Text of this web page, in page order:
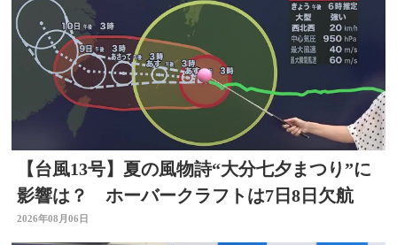
【台風13号】夏の風物詩“大分七夕まつり”に
影響は？ ホーバークラフトは7日8日欠航
2026年08月06日